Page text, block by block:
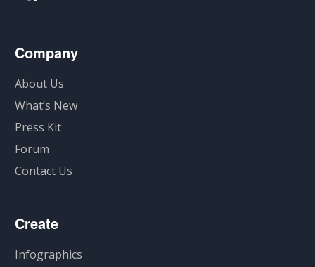
Company
About Us
What’s New
Press Kit
Forum
Contact Us
Create
Infographics